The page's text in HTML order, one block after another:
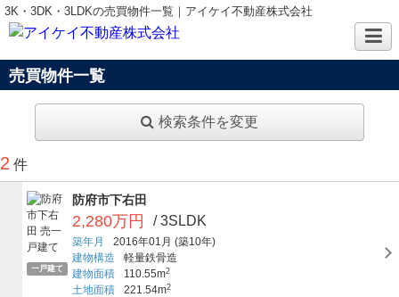
3K・3DK・3LDKの売買物件一覧｜アイケイ不動産株式会社
売買物件一覧
検索条件を変更
2 件
一戸建て
防府市下右田
2,280万円 / 3SLDK
築年月 2016年01月 (築10年)
建物構造
軽量鉄骨造
建物面積
110.55m2
土地面積 221.54m2